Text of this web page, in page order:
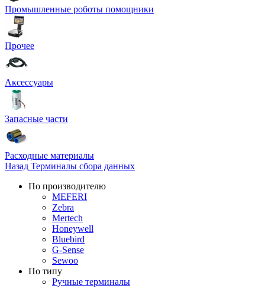
Промышленные роботы помощники
Прочее
Аксессуары
Запасные части
Расходные материалы
Назад Терминалы сбора данных
По производителю
MEFERI
Zebra
Mertech
Honeywell
Bluebird
G-Sense
Sewoo
По типу
Ручные терминалы